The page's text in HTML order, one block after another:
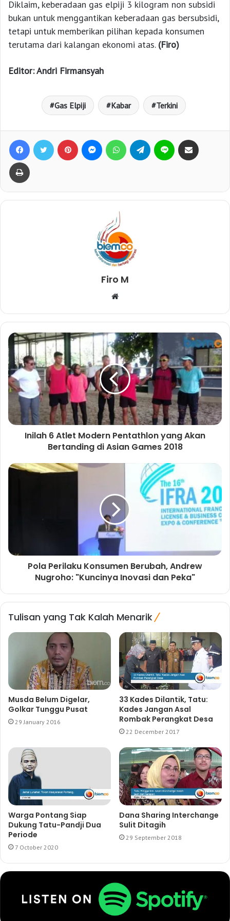
Diklaim, keberadaan gas elpiji 3 kilogram non subsidi
bukan untuk menggantikan keberadaan gas bersubsidi,
tetapi untuk memberikan pilihan kepada konsumen
terutama dari kalangan ekonomi atas. (Firo)
Editor: Andri Firmansyah
Gas Elpiji Kabar Terkini
Firo M
b
s
i
t
e
Inilah 6 Atlet Modern Pentathlon yang Akan
Bertanding di Asian Games 2018
Pola Perilaku Konsumen Berubah, Andrew
Nugroho: "Kuncinya Inovasi dan Peka"
Tulisan yang Tak Kalah Menarik
Musda Belum Digelar,
Golkar Tunggu Pusat
29 January 2016
33 Kades Dilantik, Tatu:
Kades Jangan Asal
Rombak Perangkat Desa
22 December 2017
Warga Pontang Siap
Dukung Tatu-Pandji Dua
Periode
7 October 2020
Dana Sharing Interchange
Sulit Ditagih
29 September 2018